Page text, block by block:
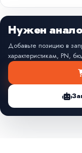
Нужен
Добавьте позицию в
характеристикам, PN,